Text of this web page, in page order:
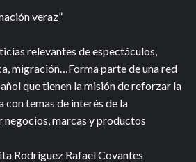
veraz”
relevantes de espectáculos,
migración…Forma parte de una red
que tienen la misión de reforzar la
temas de interés de la
marcas y productos
Rodríguez Rafael Covantes